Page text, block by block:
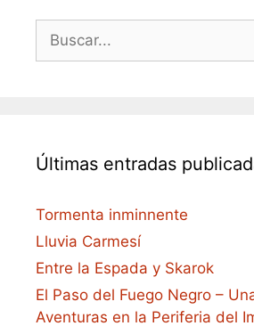
Últimas entradas
Tormenta inminnente
Lluvia Carmesí
Entre la Espada y Skarok
El Paso del Fuego Negro –
Aventuras en la Periferia del